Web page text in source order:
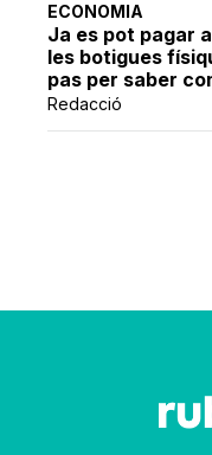
ECONOMIA
Ja es pot pagar
les botigues
pas per saber
Redacció